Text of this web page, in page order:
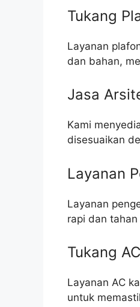
Tukang
Layanan
dan bahan,
Jasa
Kami
disesuaikan
Layanan
Layanan
rapi dan
Tukang AC
Layanan AC
untuk